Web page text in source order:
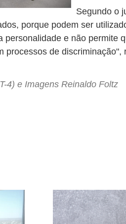
Segundo o
porque podem ser
personalidade e não
processos de discriminação",
4) e Imagens Reinaldo Foltz